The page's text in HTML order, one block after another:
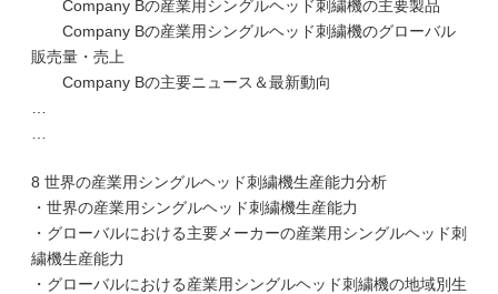
Company Bの産業用シングルヘッド刺繍機の主要製品
Company Bの産業用シングルヘッド刺繍機のグローバル
販売量・売上
Company Bの主要ニュース＆最新動向
8 世界の産業用シングルヘッド刺繍機生産能力分析
・世界の産業用シングルヘッド刺繍機生産能力
・グローバルにおける主要メーカーの産業用シングルヘッド刺
繍機生産能力
・グローバルにおける産業用シングルヘッド刺繍機の地域別生